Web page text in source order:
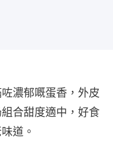
濃郁嘅蛋香，外皮
合甜度適中，好食
道。